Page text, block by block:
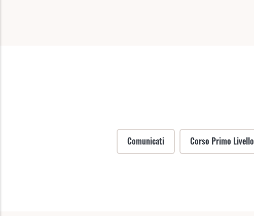
Comunicati Corso Primo Livello